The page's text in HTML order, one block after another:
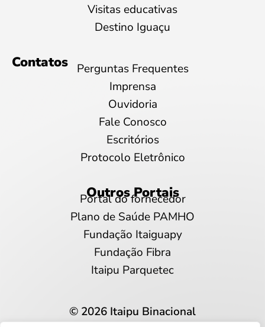
Visitas educativas
Destino Iguaçu
Contatos
Perguntas Frequentes
Imprensa
Ouvidoria
Fale Conosco
Escritórios
Protocolo Eletrônico
Outros Portais
Portal do fornecedor
Plano de Saúde PAMHO
Fundação Itaiguapy
Fundação Fibra
Itaipu Parquetec
© 2026 Itaipu Binacional